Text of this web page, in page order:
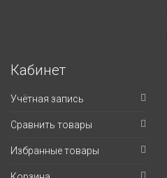
Кабинет
Учётная запись
Сравнить товары
Избранные товары